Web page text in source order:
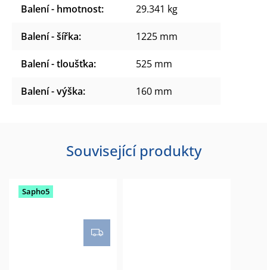
Balení - hmotnost: 29.341 kg
Balení - šířka: 1225 mm
Balení - tloušťka: 525 mm
Balení - výška: 160 mm
Související produkty
Sapho5